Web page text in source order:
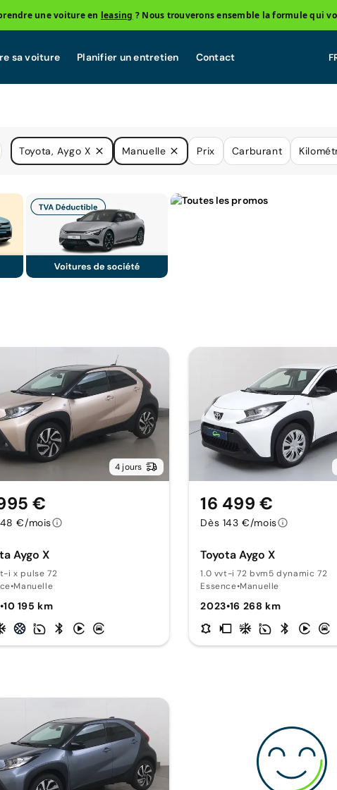
une voiture en leasing ? Nous trouverons ensemble la formule qui
sa voiture Planifier un entretien Contact
Toyota, Aygo X Manuelle Prix Carburant
4 jours
Aygo X
i x pulse 72
•Manuelle
•10 195 km
€
€/mois
Toyota Aygo X
1.0 vvt-i 72 bvm5 dynamic 72
Essence•Manuelle
2023•16 268 km
16 499 €
Dès 143 €/mois